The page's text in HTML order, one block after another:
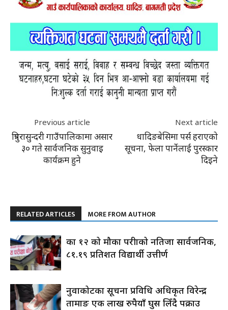
Previous article
त्रिपुरासुन्दरी गाउँपालिकामा असार
३० गते सार्वजनिक सुनुवाइ
कार्यक्रम हुने
Next article
धादिङबेसिमा पर्स हराएको
सूचना, फेला पार्नेलाई पुरस्कार
दिइने
RELATED ARTICLES MORE FROM AUTHOR
कक्षा १२ को मौका परीक्षाको नतिजा सार्वजनिक,
८१.१९ प्रतिशत विद्यार्थी उत्तीर्ण
नुवाकोटका सूचना प्रविधि अधिकृत विरेन्द्र
तामाङ एक लाख रुपैयाँ घुस लिँदै पक्राउ